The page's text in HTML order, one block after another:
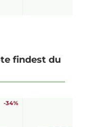
findest du
-34%